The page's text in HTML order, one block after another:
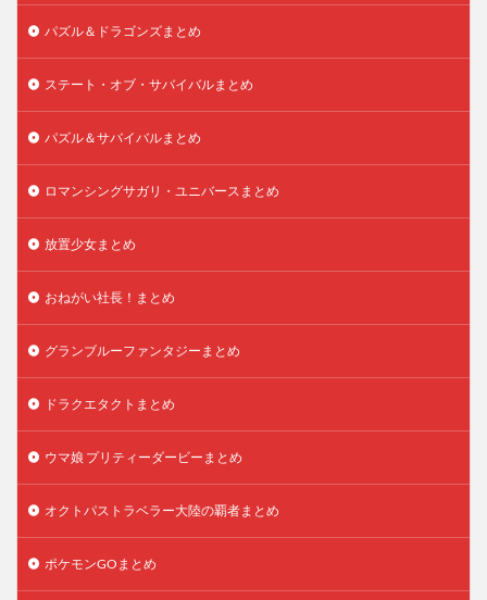
パズル＆ドラゴンズまとめ
ステート・オブ・サバイバルまとめ
パズル＆サバイバルまとめ
ロマンシングサガリ・ユニバースまとめ
放置少女まとめ
おねがい社長！まとめ
グランブルーファンタジーまとめ
ドラクエタクトまとめ
ウマ娘 プリティーダービーまとめ
オクトパストラベラー大陸の覇者まとめ
ポケモンGOまとめ